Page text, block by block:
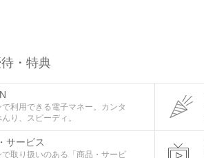
・特典
で利用できる電子マネー。カンタ
んり、スピーディ。
サービス
で取り扱いのある「商品・サービ